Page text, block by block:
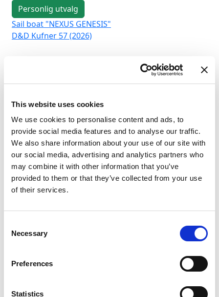
This website uses cookies
We use cookies to personalise content and ads, to
provide social media features and to analyse our traffic.
We also share information about your use of our site with
our social media, advertising and analytics partners who
may combine it with other information that you’ve
provided to them or that they’ve collected from your use
of their services.
Selection
Necessary
Preferences
Statistics
Personlig utvalg
Sail boat "NEXUS GENESIS"
D&D Kufner 57 (2026)